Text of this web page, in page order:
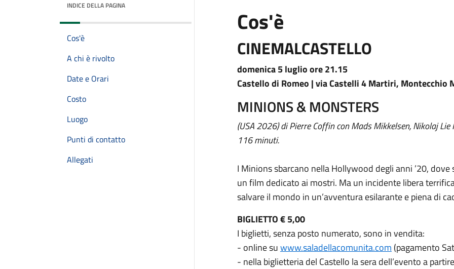
INDICE DELLA PAGINA
Cos'è
A chi è rivolto
Date e Orari
Costo
Luogo
Punti di contatto
Allegati
Cos'è
CINEMALCASTELLO
domenica 5 luglio ore 21.15
Castello di Romeo | via Castelli 4 Martiri, Montecchio
MINIONS & MONSTERS
(USA 2026) di Pierre Coffin con Mads Mikkelsen, Nikolaj
116 minuti.
I Minions sbarcano nella Hollywood degli anni ’20,
un film dedicato ai mostri. Ma un incidente libera
salvare il mondo in un’avventura esilarante e piena di
BIGLIETTO € 5,00
I biglietti, senza posto numerato, sono in vendita:
- online suwww.saladellacomunita.com (pagamento
- nella biglietteria del Castello la sera dell’evento a